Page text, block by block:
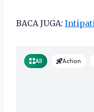
BACA JUGA: Intipati